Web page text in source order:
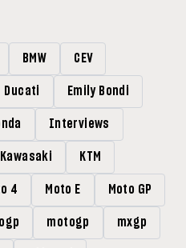
BMW CEV
Ducati Emily Bondi
Interviews
Kawasaki KTM
4 Moto E Moto GP
motogp mxgp